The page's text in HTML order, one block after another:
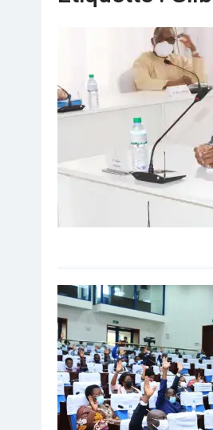
ajustement et
Togo : Le
le Kpendjal,
djihadistes